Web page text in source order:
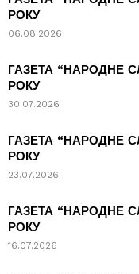
РОКУ
06.08.2026
ГАЗЕТА “НАРОДНЕ
РОКУ
30.07.2026
ГАЗЕТА “НАРОДНЕ
РОКУ
23.07.2026
ГАЗЕТА “НАРОДНЕ
РОКУ
16.07.2026